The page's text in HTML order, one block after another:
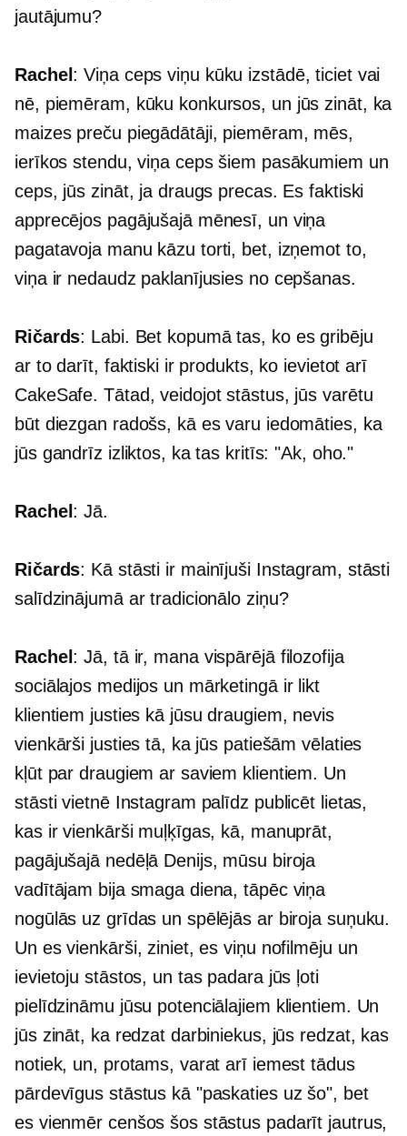
jautājumu?
Rachel : Viņa ceps viņu kūku izstādē, ticiet vai
nē, piemēram, kūku konkursos, un jūs zināt, ka
maizes preču piegādātāji, piemēram, mēs,
ierīkos stendu, viņa ceps šiem pasākumiem un
ceps, jūs zināt, ja draugs precas. Es faktiski
apprecējos pagājušajā mēnesī, un viņa
pagatavoja manu kāzu torti, bet, izņemot to,
viņa ir nedaudz paklanījusies no cepšanas.
Ričards: Labi. Bet kopumā tas, ko es gribēju
ar to darīt, faktiski ir produkts, ko ievietot arī
CakeSafe. Tātad, veidojot stāstus, jūs varētu
būt diezgan radošs, kā es varu iedomāties, ka
jūs gandrīz izliktos, ka tas kritīs: "Ak, oho."
Rachel : Jā.
Ričards: Kā stāsti ir mainījuši Instagram, stāsti
salīdzinājumā ar tradicionālo ziņu?
Rachel : Jā, tā ir, mana vispārējā filozofija
sociālajos medijos un mārketingā ir likt
klientiem justies kā jūsu draugiem, nevis
vienkārši justies tā, ka jūs patiešām vēlaties
kļūt par draugiem ar saviem klientiem. Un
stāsti vietnē Instagram palīdz publicēt lietas,
kas ir vienkārši muļķīgas, kā, manuprāt,
pagājušajā nedēļā Denijs, mūsu biroja
vadītājam bija smaga diena, tāpēc viņa
nogūlās uz grīdas un spēlējās ar biroja suņuku.
Un es vienkārši, ziniet, es viņu nofilmēju un
ievietoju stāstos, un tas padara jūs ļoti
pielīdzināmu jūsu potenciālajiem klientiem. Un
jūs zināt, ka redzat darbiniekus, jūs redzat, kas
notiek, un, protams, varat arī iemest tādus
pārdevīgus stāstus kā "paskaties uz šo", bet
es vienmēr cenšos šos stāstus padarīt jautrus,